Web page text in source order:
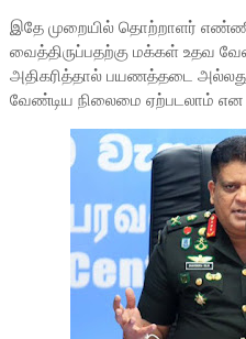
இதே முறையில் தொற்றாளர்
வைத்திருப்பதற்கு மக்கள் உதவ
அதிகரித்தால் பயணத்தடை
வேண்டிய நிலைமை ஏற்படலாம் என